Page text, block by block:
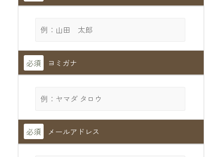
必須 ヨミガナ
必須 メールアドレス